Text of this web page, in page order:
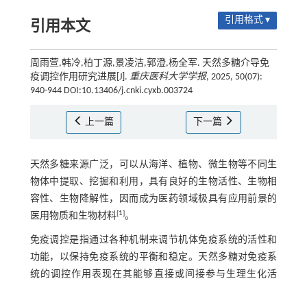
引用本文 引用格式 ▾
周雨萱,韩冷,柏丁源,景凌洁,郭澄,杨全军. 天然多糖介导免
疫调控作用研究进展[J]. 重庆医科大学学报, 2025, 50(07):
940-944 DOI:10.13406/j.cnki.cyxb.003724
上一篇 下一篇
天然多糖来源广泛，可以从海洋、植物、微生物等不同生
物体中提取、挖掘和利用，具有良好的生物活性、生物相
容性、生物降解性，因而成为医药领域极具有应用前景的
医用物质和生物材料[1]。
免疫调控是指通过各种机制来调节机体免疫系统的活性和
功能，以保持免疫系统的平衡和稳定。天然多糖对免疫系
统的调控作用表现在其能够直接或间接参与生理生化活